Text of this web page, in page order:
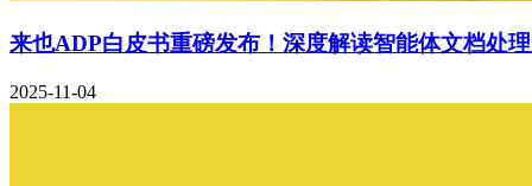
来也ADP白皮书重磅发布！深度解读智能体文档处
2025-11-04